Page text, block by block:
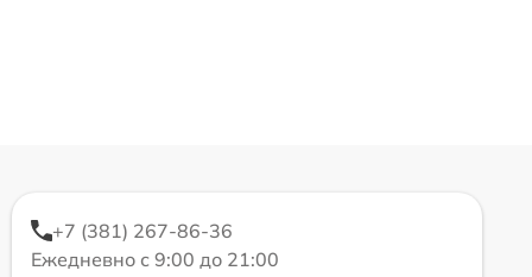
+7 (381) 267-86-36
Ежедневно с 9:00 до 21:00